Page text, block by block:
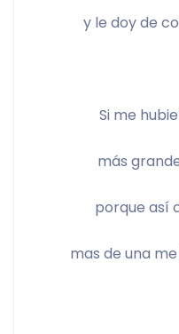
y le doy de
Si me
más
porque así
mas de una